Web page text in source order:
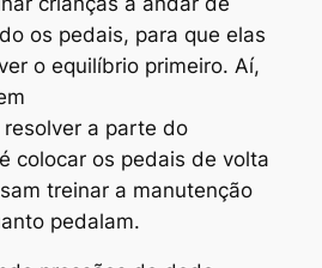
os pedais, para que elas
o equilíbrio primeiro. Aí,
a parte do
colocar os pedais de volta
treinar a manutenção
pedalam.